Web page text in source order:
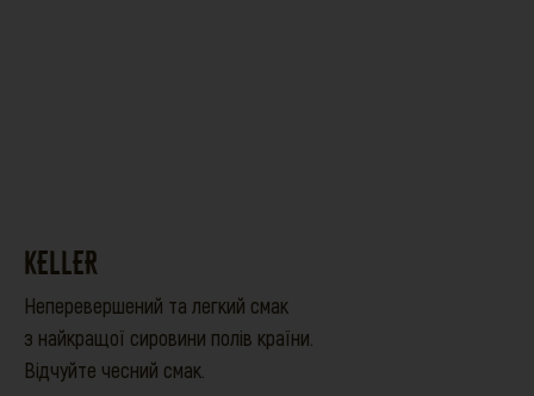
KELLER
Неперевершений та легкий смак
з найкращої сировини полів країни.
Відчуйте чесний смак.